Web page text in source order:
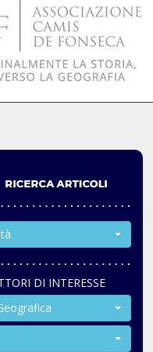
DI INTERESSE